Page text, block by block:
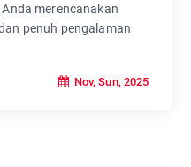
merencanakan
penuh pengalaman
Nov, Sun, 2025